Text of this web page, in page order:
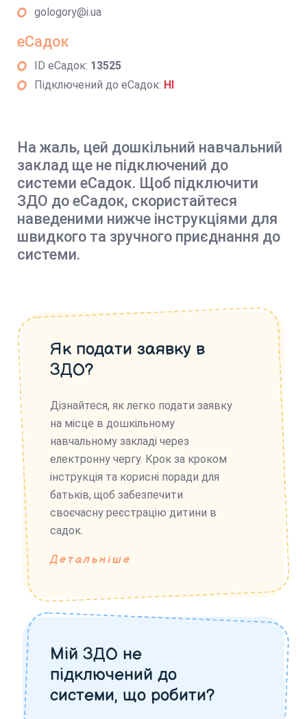
gologory@i.ua
еСадок
ID еСадок: 13525
Підключений до еСадок: НІ
На жаль, цей дошкільний навчальний
заклад ще не підключений до
системи еСадок. Щоб підключити
ЗДО до еСадок, скористайтеся
наведеними нижче інструкціями для
швидкого та зручного приєднання до
системи.
Як подати заявку в
ЗДО?
Дізнайтеся, як легко подати заявку
на місце в дошкільному
навчальному закладі через
електронну чергу. Крок за кроком
інструкція та корисні поради для
батьків, щоб забезпечити
своєчасну реєстрацію дитини в
садок.
Детальніше
Мій ЗДО не
підключений до
системи, що робити?